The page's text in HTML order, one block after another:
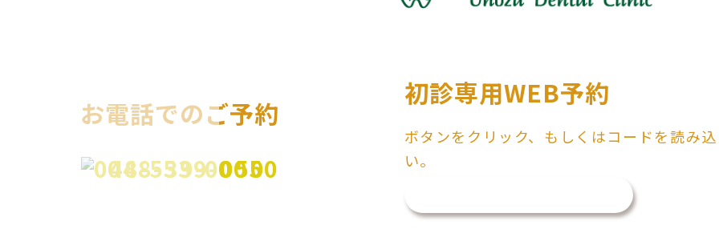
お電話でのご予約
048-539-0050
初診専用WEB予約
ボタンをクリック、もしくはコードを読み
い。